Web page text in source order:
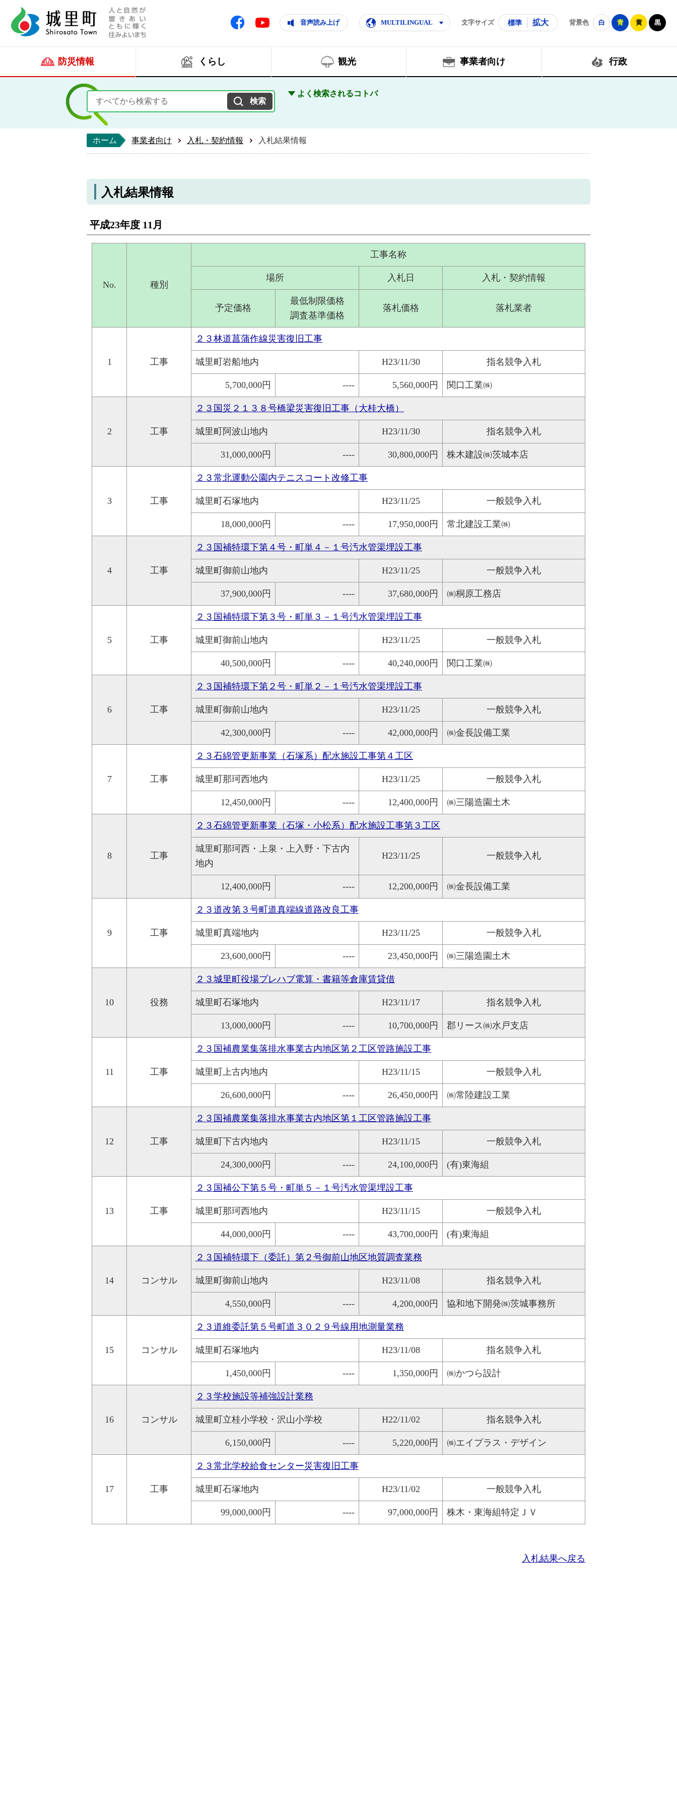
人と自然が響きあいともに輝く住みよいまち
Facebook Youtube 音声読み上げ MULTILINGUAL 文字サイズ 標準 拡大 背景色 白 青 黄 黒
防災情報 くらし 観光 事業者向け 行政
よく検索されるコトバ
ホーム 事業者向け 入札・契約情報 入札結果情報
入札結果情報
平成23年度 11月
No. 種別
工事名称
場所 入札日 入札・契約情報
予定価格
最低制限価格
調査基準価格
落札価格 落札業者
1 工事
２３林道菖蒲作線災害復旧工事
城里町岩船地内 H23/11/30 指名競争入札
5,700,000円 ---- 5,560,000円 関口工業㈱
2 工事
２３国災２１３８号橋梁災害復旧工事（大桂大橋）
城里町阿波山地内 H23/11/30 指名競争入札
31,000,000円 ---- 30,800,000円 株木建設㈱茨城本店
3 工事
２３常北運動公園内テニスコート改修工事
城里町石塚地内 H23/11/25 一般競争入札
18,000,000円 ---- 17,950,000円 常北建設工業㈱
4 工事
２３国補特環下第４号・町単４－１号汚水管渠埋設工事
城里町御前山地内 H23/11/25 一般競争入札
37,900,000円 ---- 37,680,000円 ㈱桐原工務店
5 工事
２３国補特環下第３号・町単３－１号汚水管渠埋設工事
城里町御前山地内 H23/11/25 一般競争入札
40,500,000円 ---- 40,240,000円 関口工業㈱
6 工事
２３国補特環下第２号・町単２－１号汚水管渠埋設工事
城里町御前山地内 H23/11/25 一般競争入札
42,300,000円 ---- 42,000,000円 ㈱金長設備工業
7 工事
２３石綿管更新事業（石塚系）配水施設工事第４工区
城里町那珂西地内 H23/11/25 一般競争入札
12,450,000円 ---- 12,400,000円 ㈱三陽造園土木
8 工事
２３石綿管更新事業（石塚・小松系）配水施設工事第３工区
城里町那珂西・上泉・上入野・下古内
地内
H23/11/25 一般競争入札
12,400,000円 ---- 12,200,000円 ㈱金長設備工業
9 工事
２３道改第３号町道真端線道路改良工事
城里町真端地内 H23/11/25 一般競争入札
23,600,000円 ---- 23,450,000円 ㈱三陽造園土木
10 役務
２３城里町役場プレハブ電算・書籍等倉庫賃貸借
城里町石塚地内 H23/11/17 指名競争入札
13,000,000円 ---- 10,700,000円 郡リース㈱水戸支店
11 工事
２３国補農業集落排水事業古内地区第２工区管路施設工事
城里町上古内地内 H23/11/15 一般競争入札
26,600,000円 ---- 26,450,000円 ㈱常陸建設工業
12 工事
２３国補農業集落排水事業古内地区第１工区管路施設工事
城里町下古内地内 H23/11/15 一般競争入札
24,300,000円 ---- 24,100,000円 (有)東海組
13 工事
２３国補公下第５号・町単５－１号汚水管渠埋設工事
城里町那珂西地内 H23/11/15 一般競争入札
44,000,000円 ---- 43,700,000円 (有)東海組
14 コンサル
２３国補特環下（委託）第２号御前山地区地質調査業務
城里町御前山地内 H23/11/08 指名競争入札
4,550,000円 ---- 4,200,000円 協和地下開発㈱茨城事務所
15 コンサル
２３道維委託第５号町道３０２９号線用地測量業務
城里町石塚地内 H23/11/08 指名競争入札
1,450,000円 ---- 1,350,000円 ㈱かつら設計
16 コンサル
２３学校施設等補強設計業務
城里町立桂小学校・沢山小学校 H22/11/02 指名競争入札
6,150,000円 ---- 5,220,000円 ㈱エイプラス・デザイン
17 工事
２３常北学校給食センター災害復旧工事
城里町石塚地内 H23/11/02 一般競争入札
99,000,000円 ---- 97,000,000円 株木・東海組特定ＪＶ
入札結果へ戻る